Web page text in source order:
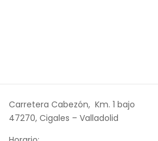
Carretera Cabezón, Km. 1 bajo
47270, Cigales – Valladolid